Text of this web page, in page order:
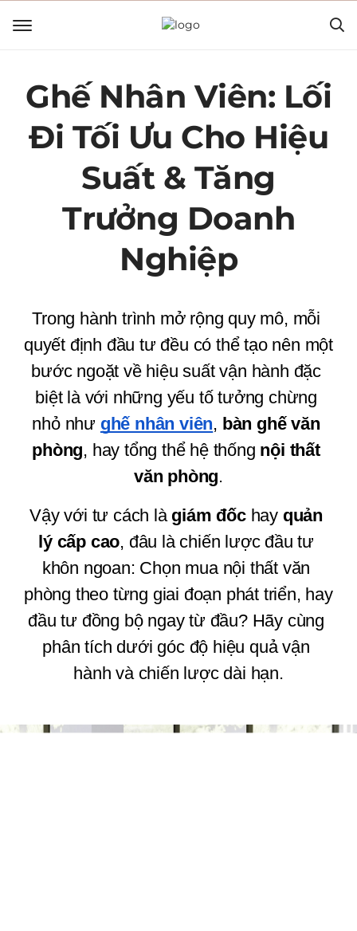
Tạp chí The City
Ghế Nhân Viên: Lối
Đi Tối Ưu Cho Hiệu
Suất & Tăng
Trưởng Doanh
Nghiệp
Trong hành trình mở rộng quy mô, mỗi
quyết định đầu tư đều có thể tạo nên một
bước ngoặt về hiệu suất vận hành đặc
biệt là với những yếu tố tưởng chừng
nhỏ như ghế nhân viên, bàn ghế văn
phòng, hay tổng thể hệ thống nội thất
văn phòng.
Vậy với tư cách là giám đốc hay quản
lý cấp cao, đâu là chiến lược đầu tư
khôn ngoan: Chọn mua nội thất văn
phòng theo từng giai đoạn phát triển, hay
đầu tư đồng bộ ngay từ đầu? Hãy cùng
phân tích dưới góc độ hiệu quả vận
hành và chiến lược dài hạn.